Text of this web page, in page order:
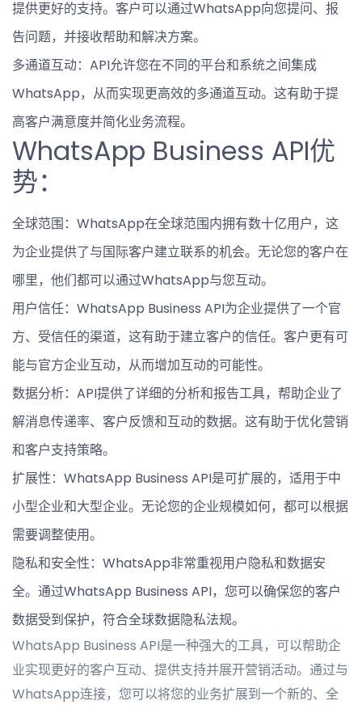
提供更好的支持。客户可以通过WhatsApp向您提问、报
告问题，并接收帮助和解决方案。
多通道互动：API允许您在不同的平台和系统之间集成
WhatsApp，从而实现更高效的多通道互动。这有助于提
高客户满意度并简化业务流程。
WhatsApp Business API优
势：
全球范围：WhatsApp在全球范围内拥有数十亿用户，这
为企业提供了与国际客户建立联系的机会。无论您的客户在
哪里，他们都可以通过WhatsApp与您互动。
用户信任：WhatsApp Business API为企业提供了一个官
方、受信任的渠道，这有助于建立客户的信任。客户更有可
能与官方企业互动，从而增加互动的可能性。
数据分析：API提供了详细的分析和报告工具，帮助企业了
解消息传递率、客户反馈和互动的数据。这有助于优化营销
和客户支持策略。
扩展性：WhatsApp Business API是可扩展的，适用于中
小型企业和大型企业。无论您的企业规模如何，都可以根据
需要调整使用。
隐私和安全性：WhatsApp非常重视用户隐私和数据安
全。通过WhatsApp Business API，您可以确保您的客户
数据受到保护，符合全球数据隐私法规。
WhatsApp Business API是一种强大的工具，可以帮助企
业实现更好的客户互动、提供支持并展开营销活动。通过与
WhatsApp连接，您可以将您的业务扩展到一个新的、全